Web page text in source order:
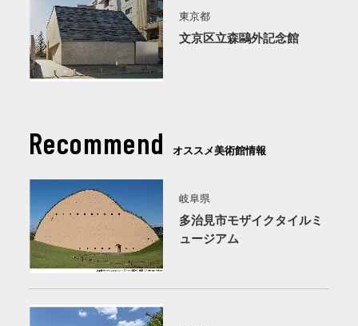
東京都
文京区立森鷗外記念館
Recommend オススメ美術館情報
岐阜県
多治見市モザイクタイルミ
ュージアム